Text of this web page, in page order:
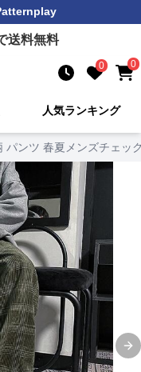
送料無料
0 0
人気ランキング
パンツ 春夏メンズチェッ